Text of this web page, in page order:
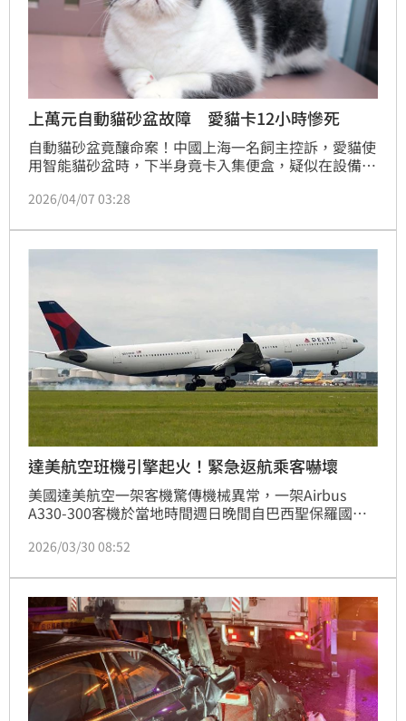
上萬元自動貓砂盆故障 愛貓卡12小時慘死
自動貓砂盆竟釀命案！中國上海一名飼主控訴，愛貓使
用智能貓砂盆時，下半身竟卡入集便盒，疑似在設備未
最終死亡！據悉該款智能貓砂盆一台就要價1萬元，如
正常，核心元件未發現異常，相關檢測仍在進行中。
2026/04/07 03:28
達美航空班機引擎起火！緊急返航乘客嚇壞
美國達美航空一架客機驚傳機械異常，一架Airbus
A330-300客機於當地時間週日晚間自巴西聖保羅國際
幸最終安全降落，未傳出人員傷亡。
2026/03/30 08:52